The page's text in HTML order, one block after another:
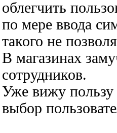
облегчить
по мере ввода
такого не
В магазинах
сотрудников.
Уже вижу пользу
выбор